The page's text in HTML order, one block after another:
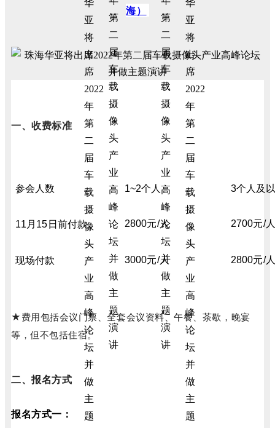
海）
一、收费标准
参会人数 1~2个人 3个人及
11月15日前付款 2800元/人 2700元/人
现场付款 3000元/人 2800元/人
★费用包括会议门票、全套会议资料、午餐、茶歇，晚宴
等，但不包括住宿。
二、报名方式
报名方式一：